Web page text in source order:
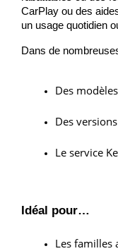
CarPlay ou des
un usage quotidien
Dans de
Des
Des
Le service
Idéal pour…
Les familles